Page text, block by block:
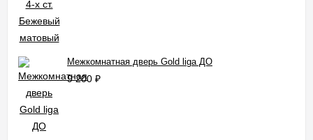
Межкомнатная дверь Gold liga ДО
9 200 ₽